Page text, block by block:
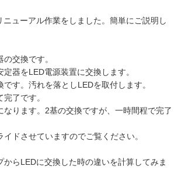
ューアル作業をしました。簡単にご説明し
交換です。
器をLED電源装置に交換します。
す。汚れを落としLEDを取付します。
了です。
なります。2基の交換ですが、一時間程で完了
ドさせていますのでご覧ください。
からLEDに交換した時の違いを計算してみま